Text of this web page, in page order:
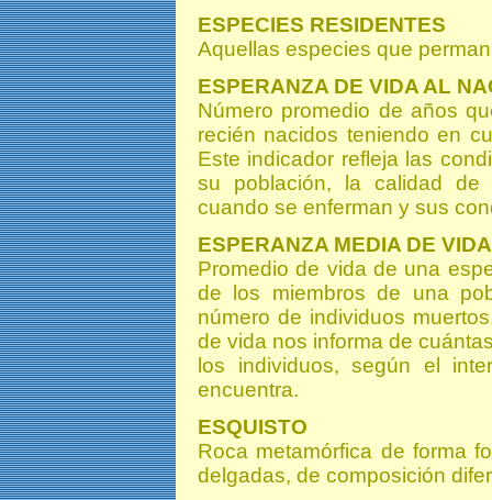
ESPECIES RESIDENTES
Aquellas especies que
ESPERANZA DE VIDA AL
Número promedio de años
recién nacidos teniendo en
Este indicador refleja las
su población, la calidad de
cuando se enferman y sus
ESPERANZA MEDIA DE VIDA
Promedio de vida de una
de los miembros de una
número de individuos
de vida nos informa de
los individuos, según el
encuentra.
ESQUISTO
Roca metamórfica de forma
delgadas, de composición